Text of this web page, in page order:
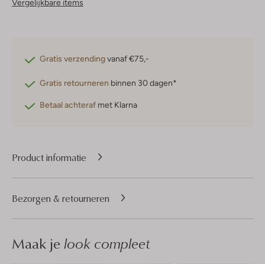
Vergelijkbare items
Gratis verzendingvanaf €75,-
Gratis retourneren binnen 30 dagen*
Betaal achteraf met Klarna
Product informatie
Bezorgen & retourneren
Maak je look compleet